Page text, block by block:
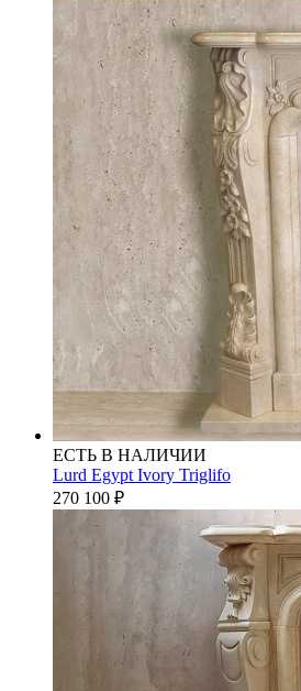
ЕСТЬ В НАЛИЧИИ
Lurd Egypt Ivory Triglifo
270 100 ₽